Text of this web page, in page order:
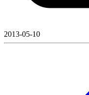
2013-05-10